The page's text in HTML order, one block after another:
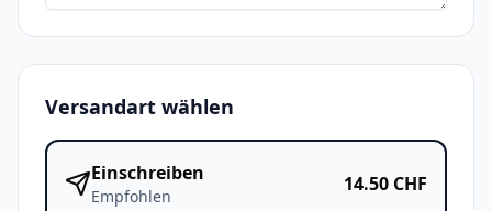
Versandart wählen
Einschreiben
Empfohlen
14.50 CHF